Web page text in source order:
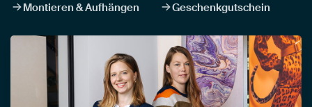
Montieren & Aufhängen
Geschenkgutschein